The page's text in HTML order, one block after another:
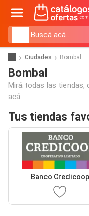
Ciudades Bombal
Bombal
Mirá todas las tiendas,
acá
Tus tiendas
Banco Credicoop